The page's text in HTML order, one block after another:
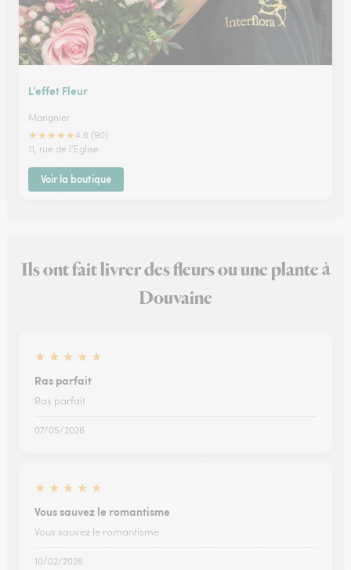
L’effet Fleur
Marignier
★★★★★4.6 (90)
11, rue de l'Eglise
Voir la boutique
Ils ont fait livrer des fleurs ou une plante à
Douvaine
★ ★ ★ ★ ★
Ras parfait
Ras parfait
07/05/2026
★ ★ ★ ★ ★
Vous sauvez le romantisme
Vous sauvez le romantisme
10/02/2026